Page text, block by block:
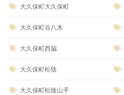
大久保町大久保町
大久保町谷八木
大久保町西脇
大久保町松陰
大久保町松陰山手